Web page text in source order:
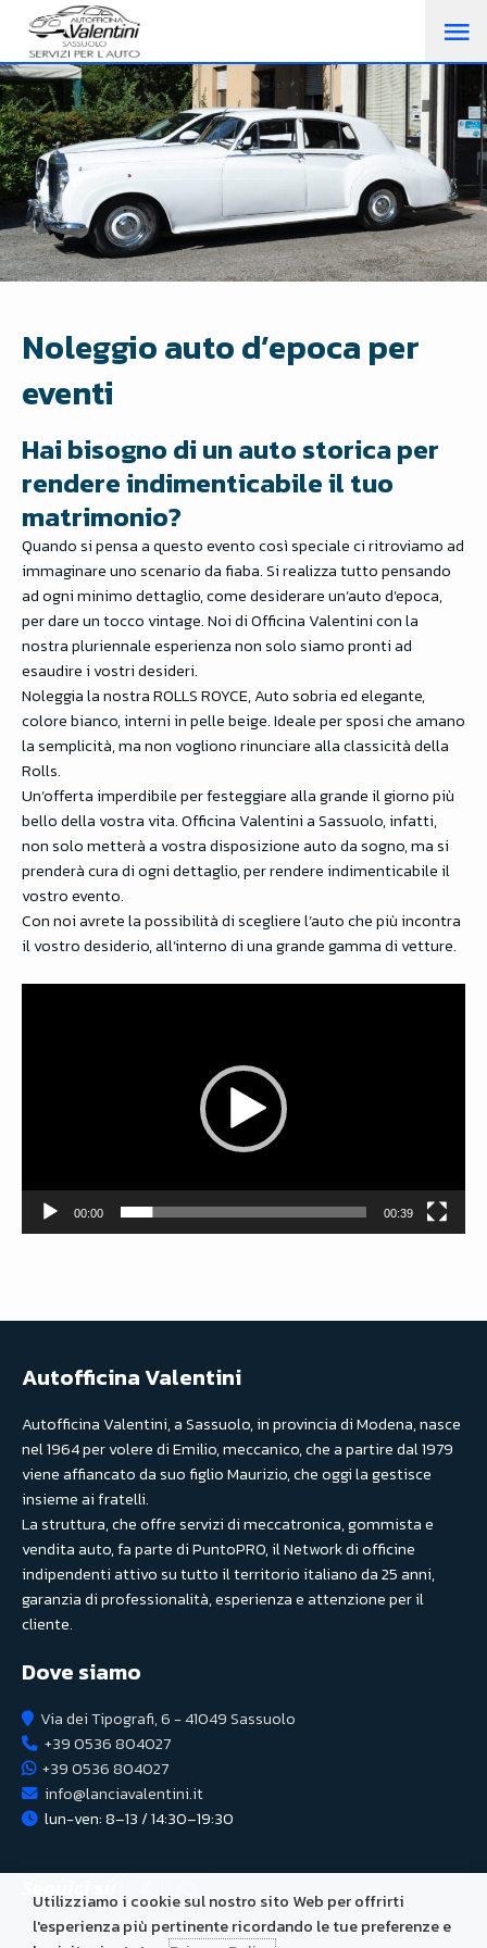
Noleggio auto d’epoca per
eventi
Hai bisogno di un auto storica per
rendere indimenticabile il tuo
matrimonio?
Quando si pensa a questo evento così speciale ci ritroviamo ad
immaginare uno scenario da fiaba. Si realizza tutto pensando
ad ogni minimo dettaglio, come desiderare un’auto d’epoca,
per dare un tocco vintage. Noi di Officina Valentini con la
nostra pluriennale esperienza non solo siamo pronti ad
esaudire i vostri desideri.
Noleggia la nostra ROLLS ROYCE, Auto sobria ed elegante,
colore bianco, interni in pelle beige. Ideale per sposi che amano
la semplicità, ma non vogliono rinunciare alla classicità della
Rolls.
Un’offerta imperdibile per festeggiare alla grande il giorno più
bello della vostra vita. Officina Valentini a Sassuolo, infatti,
non solo metterà a vostra disposizione auto da sogno, ma si
prenderà cura di ogni dettaglio, per rendere indimenticabile il
vostro evento.
Con noi avrete la possibilità di scegliere l’auto che più incontra
il vostro desiderio, all’interno di una grande gamma di vetture.
00:00 00:39
Autofficina Valentini
Autofficina Valentini, a Sassuolo, in provincia di Modena, nasce
nel 1964 per volere di Emilio, meccanico, che a partire dal 1979
viene affiancato da suo figlio Maurizio, che oggi la gestisce
insieme ai fratelli.
La struttura, che offre servizi di meccatronica, gommista e
vendita auto, fa parte di PuntoPRO, il Network di officine
indipendenti attivo su tutto il territorio italiano da 25 anni,
garanzia di professionalità, esperienza e attenzione per il
cliente.
Dove siamo
Via dei Tipografi, 6 - 41049 Sassuolo
+39 0536 804027
+39 0536 804027
info@lanciavalentini.it
lun-ven: 8–13 / 14:30–19:30
Utilizziamo i cookie sul nostro sito Web per offrirti
l'esperienza più pertinente ricordando le tue preferenze e